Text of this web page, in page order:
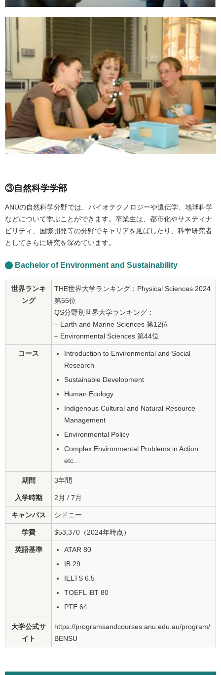
③自然科学学部
ANUの自然科学分野では、バイオテクノロジーや遺伝学、地球科学
などについて学ぶことができます。卒業生は、都市化やサスティナ
ビリティ、国際開発等の分野でキャリアを延ばしたり、科学研究者
としてさらに研究を深めています。
Bachelor of Environment and Sustainability
世界ランキ
ング
THE世界大学ランキング：Physical Sciences 2024
第55位
QS分野別世界大学ランキング：
– Earth and Marine Sciences 第12位
– Environmental Sciences 第44位
コース
Introduction to Environmental and Social
Research
Sustainable Development
Human Ecology
Indigenous Cultural and Natural Resource
Management
Environmental Policy
Complex Environmental Problems in Action
etc…
期間 3年間
入学時期 2月 / 7月
キャンパス シドニー
学費 $53,370（2024年時点）
英語基準
ATAR 80
IB 29
IELTS 6.5
TOEFL iBT 80
PTE 64
大学公式サ
イト
https://programsandcourses.anu.edu.au/program/
BENSU